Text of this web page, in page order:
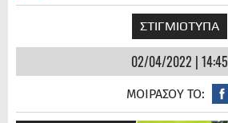
ΣΤΙΓΜΙΟΤΥΠΑ
02/04/2022 | 14:45
ΜΟΙΡΑΣΟΥ ΤΟ: